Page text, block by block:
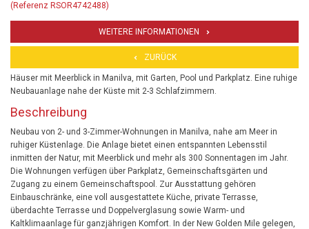
(Referenz RSOR4742488)
WEITERE INFORMATIONEN
ZURÜCK
Häuser mit Meerblick in Manilva, mit Garten, Pool und Parkplatz. Eine ruhige
Neubauanlage nahe der Küste mit 2-3 Schlafzimmern.
Beschreibung
Neubau von 2- und 3-Zimmer-Wohnungen in Manilva, nahe am Meer in
ruhiger Küstenlage. Die Anlage bietet einen entspannten Lebensstil
inmitten der Natur, mit Meerblick und mehr als 300 Sonnentagen im Jahr.
Die Wohnungen verfügen über Parkplatz, Gemeinschaftsgärten und
Zugang zu einem Gemeinschaftspool. Zur Ausstattung gehören
Einbauschränke, eine voll ausgestattete Küche, private Terrasse,
überdachte Terrasse und Doppelverglasung sowie Warm- und
Kaltklimaanlage für ganzjährigen Komfort. In der New Golden Mile gelegen,